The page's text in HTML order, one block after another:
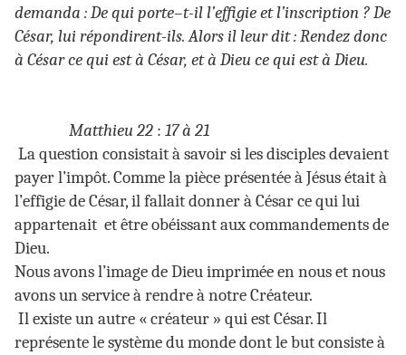
demanda : De qui porte–t-il l’effigie et l’inscription ? De
César, lui répondirent-ils. Alors il leur dit : Rendez donc
à César ce qui est à César, et à Dieu ce qui est à Dieu.
Matthieu 22 : 17 à 21
La question consistait à savoir si les disciples devaient
payer l’impôt. Comme la pièce présentée à Jésus était à
l’effigie de César, il fallait donner à César ce qui lui
appartenait et être obéissant aux commandements de
Dieu.
Nous avons l’image de Dieu imprimée en nous et nous
avons un service à rendre à notre Créateur.
Il existe un autre « créateur » qui est César. Il
représente le système du monde dont le but consiste à